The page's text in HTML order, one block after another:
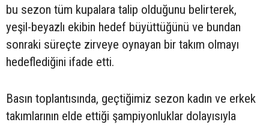
bu sezon tüm kupalara talip olduğunu belirterek,
yeşil-beyazlı ekibin hedef büyüttüğünü ve bundan
sonraki süreçte zirveye oynayan bir takım olmayı
hedeflediğini ifade etti.
Basın toplantısında, geçtiğimiz sezon kadın ve erkek
takımlarının elde ettiği şampiyonluklar dolayısıyla